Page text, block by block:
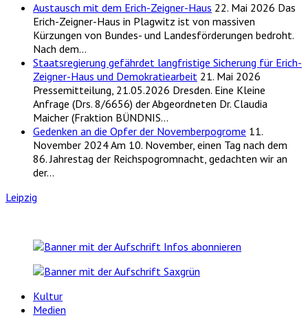
Austausch mit dem Erich-Zeigner-Haus 22. Mai 2026 Das
Erich-Zeigner-Haus in Plagwitz ist von massiven
Kürzungen von Bundes- und Landesförderungen bedroht.
Nach dem…
Staatsregierung gefährdet langfristige Sicherung für Erich-
Zeigner-Haus und Demokratiearbeit 21. Mai 2026
Pressemitteilung, 21.05.2026 Dresden. Eine Kleine
Anfrage (Drs. 8/6656) der Abgeordneten Dr. Claudia
Maicher (Fraktion BÜNDNIS…
Gedenken an die Opfer der Novemberpogrome 11.
November 2024Am 10. November, einen Tag nach dem
86. Jahrestag der Reichspogromnacht, gedachten wir an
der…
Leipzig
Kultur
Medien